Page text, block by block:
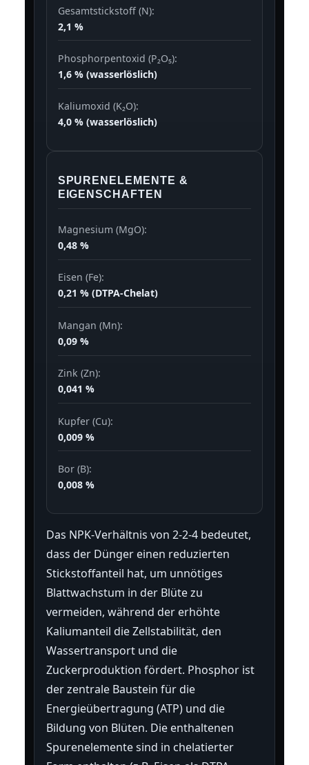
Gesamtstickstoff (N):
2,1 %
Phosphorpentoxid (P₂O₅):
1,6 % (wasserlöslich)
Kaliumoxid (K₂O):
4,0 % (wasserlöslich)
SPURENELEMENTE &
EIGENSCHAFTEN
Magnesium (MgO):
0,48 %
Eisen (Fe):
0,21 % (DTPA-Chelat)
Mangan (Mn):
0,09 %
Zink (Zn):
0,041 %
Kupfer (Cu):
0,009 %
Bor (B):
0,008 %
Das NPK-Verhältnis von 2-2-4 bedeutet,
dass der Dünger einen reduzierten
Stickstoffanteil hat, um unnötiges
Blattwachstum in der Blüte zu
vermeiden, während der erhöhte
Kaliumanteil die Zellstabilität, den
Wassertransport und die
Zuckerproduktion fördert. Phosphor ist
der zentrale Baustein für die
Energieübertragung (ATP) und die
Bildung von Blüten. Die enthaltenen
Spurenelemente sind in chelatierter